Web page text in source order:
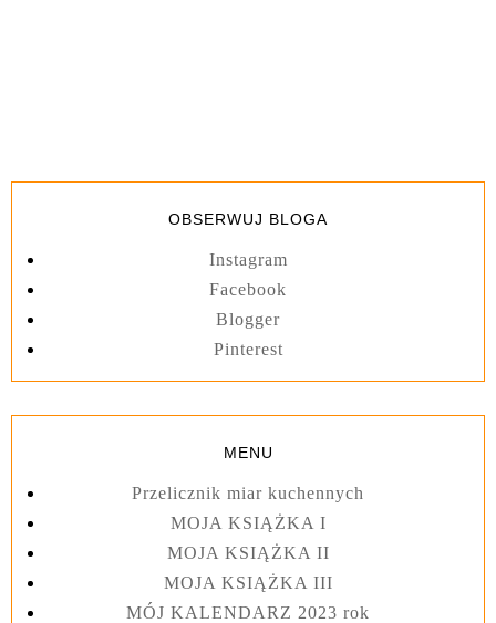
OBSERWUJ BLOGA
Instagram
Facebook
Blogger
Pinterest
MENU
Przelicznik miar kuchennych
MOJA KSIĄŻKA I
MOJA KSIĄŻKA II
MOJA KSIĄŻKA III
MÓJ KALENDARZ 2023 rok